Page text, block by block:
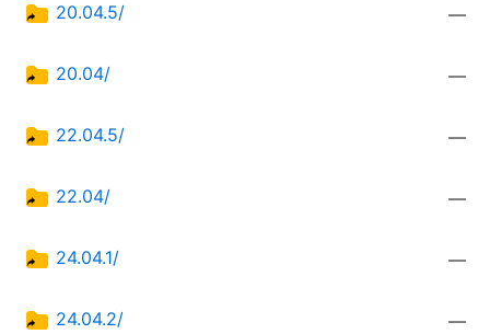
20.04.5/ —
20.04/ —
22.04.5/ —
22.04/ —
24.04.1/ —
24.04.2/ —